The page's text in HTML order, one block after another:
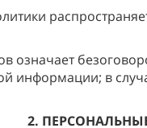
означает
информации; в
2.